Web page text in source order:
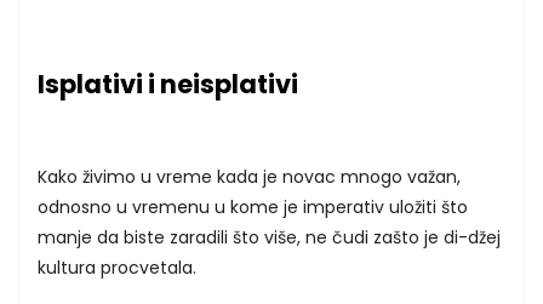
Isplativi i neisplativi
Kako živimo u vreme kada je novac mnogo važan,
odnosno u vremenu u kome je imperativ uložiti što
manje da biste zaradili što više, ne čudi zašto je di-džej
kultura procvetala.